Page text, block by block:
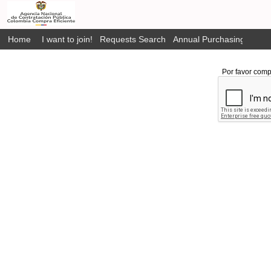
Home I want to join! Requests Search Annual Purchasing Plan
Por favor